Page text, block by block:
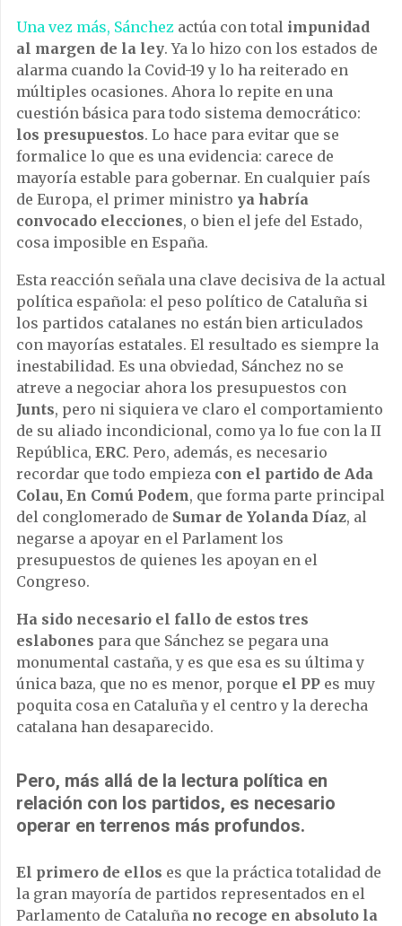
Una vez más, Sánchez actúa con total impunidad
al margen de la ley. Ya lo hizo con los estados de
alarma cuando la Covid-19 y lo ha reiterado en
múltiples ocasiones. Ahora lo repite en una
cuestión básica para todo sistema democrático:
los presupuestos. Lo hace para evitar que se
formalice lo que es una evidencia: carece de
mayoría estable para gobernar. En cualquier país
de Europa, el primer ministro ya habría
convocado elecciones, o bien el jefe del Estado,
cosa imposible en España.
Esta reacción señala una clave decisiva de la actual
política española: el peso político de Cataluña si
los partidos catalanes no están bien articulados
con mayorías estatales. El resultado es siempre la
inestabilidad. Es una obviedad, Sánchez no se
atreve a negociar ahora los presupuestos con
Junts, pero ni siquiera ve claro el comportamiento
de su aliado incondicional, como ya lo fue con la II
República, ERC. Pero, además, es necesario
recordar que todo empieza con el partido de Ada
Colau, En Comú Podem, que forma parte principal
del conglomerado de Sumar de Yolanda Díaz, al
negarse a apoyar en el Parlament los
presupuestos de quienes les apoyan en el
Congreso.
Ha sido necesario el fallo de estos tres
eslabones para que Sánchez se pegara una
monumental castaña, y es que esa es su última y
única baza, que no es menor, porque el PP es muy
poquita cosa en Cataluña y el centro y la derecha
catalana han desaparecido.
Pero, más allá de la lectura política en
relación con los partidos, es necesario
operar en terrenos más profundos.
El primero de ellos es que la práctica totalidad de
la gran mayoría de partidos representados en el
Parlamento de Cataluña no recoge en absoluto la